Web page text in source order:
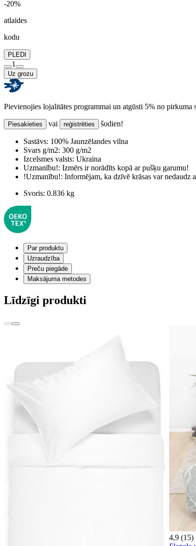
-20%
atlaides
kodu
PLEDI
1
Uz grozu
Pievienojies lojalitātes programmai un atgūsti 5% no pirkuma
Piesakieties vai reģistrēties šodien!
Sastāvs: 100% Jaunzēlandes vilna
Svars g/m2: 300 g/m2
Izcelsmes valsts: Ukraina
Uzmanību!: Izmērs ir norādīts kopā ar pušķu garumu!
!Uzmanību!: Informējam, ka dzīvē krāsas var nedaudz
Svoris: 0.836 kg
Par produktu
Uzraudzība
Preču piegāde
Maksājuma metodes
Līdzīgi produkti
4,9 (15)